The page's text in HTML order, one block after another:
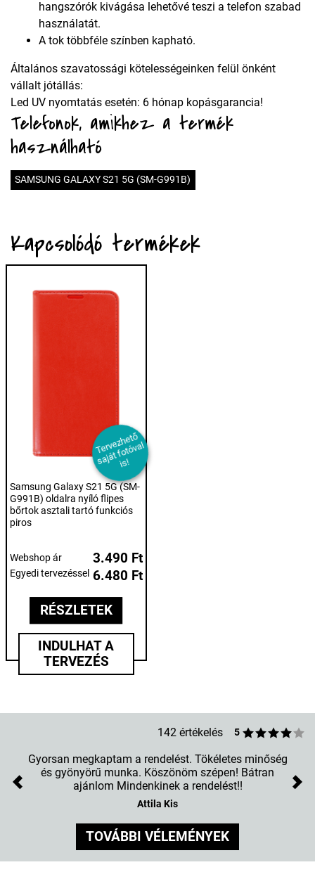
hangszórók kivágása lehetővé teszi a telefon szabad
használatát.
A tok többféle színben kapható.
Általános szavatossági kötelességeinken felül önként
vállalt jótállás:
Led UV nyomtatás esetén: 6 hónap kopásgarancia!
Telefonok, amikhez a termék
használható
SAMSUNG GALAXY S21 5G (SM-G991B)
Kapcsolódó termékek
T
er
v
e
z
h
et
ő
s
aj
át f
ot
ó
v
al
i
s!
Samsung Galaxy S21 5G (SM-
G991B) oldalra nyíló flipes
bőrtok asztali tartó funkciós
piros
Webshop ár 3.490 Ft
Egyedi tervezéssel 6.480 Ft
RÉSZLETEK
INDULHAT A
TERVEZÉS
142 értékelés 5
Gyorsan megkaptam a rendelést. Tökéletes minőség
és gyönyörű munka. Köszönöm szépen! Bátran
ajánlom Mindenkinek a rendelést!!
Attila Kis
Previous
TOVÁBBI VÉLEMÉNYEK